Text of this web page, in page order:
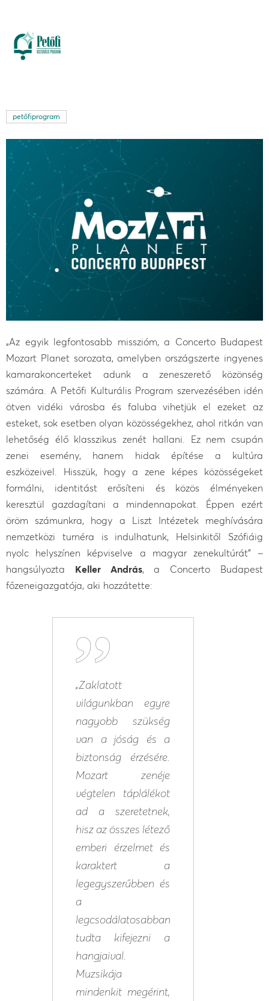
petőfiprogram
„Az egyik legfontosabb misszióm, a Concerto Budapest
Mozart Planet sorozata, amelyben országszerte ingyenes
kamarakoncerteket adunk a zeneszerető közönség
számára. A Petőfi Kulturális Program szervezésében idén
ötven vidéki városba és faluba vihetjük el ezeket az
esteket, sok esetben olyan közösségekhez, ahol ritkán van
lehetőség élő klasszikus zenét hallani. Ez nem csupán
zenei esemény, hanem hidak építése a kultúra
eszközeivel. Hisszük, hogy a zene képes közösségeket
formálni, identitást erősíteni és közös élményeken
keresztül gazdagítani a mindennapokat. Éppen ezért
öröm számunkra, hogy a Liszt Intézetek meghívására
nemzetközi turnéra is indulhatunk, Helsinkitől Szófiáig
nyolc helyszínen képviselve a magyar zenekultúrát” –
hangsúlyozta Keller András, a Concerto Budapest
főzeneigazgatója, aki hozzátette:
„Zaklatott
világunkban egyre
nagyobb szükség
van a jóság és a
biztonság érzésére.
Mozart zenéje
végtelen táplálékot
ad a szeretetnek,
hisz az összes létező
emberi érzelmet és
karaktert a
legegyszerűbben és
a
legcsodálatosabban
tudta kifejezni a
hangjaival.
Muzsikája
mindenkit megérint,